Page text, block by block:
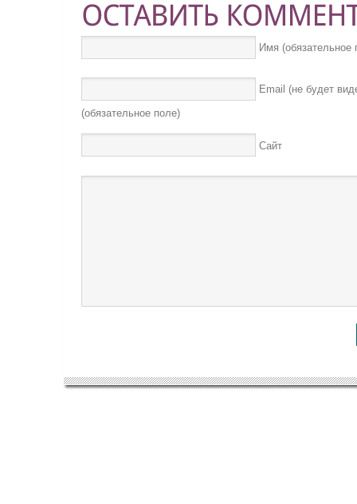
Имя (обязательное
Email (не будет
(обязательное поле)
Сайт